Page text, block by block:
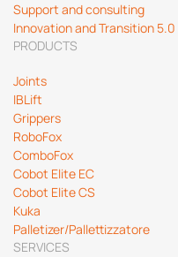
Support and consulting
Innovation and Transition 5.0
PRODUCTS
Joints
IBLift
Grippers
RoboFox
ComboFox
Cobot Elite EC
Cobot Elite CS
Kuka
Palletizer/Pallettizzatore
SERVICES